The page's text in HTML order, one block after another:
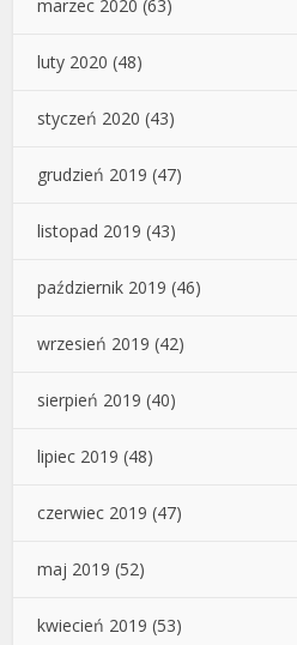
marzec 2020 (63)
luty 2020 (48)
styczeń 2020 (43)
grudzień 2019 (47)
listopad 2019 (43)
październik 2019 (46)
wrzesień 2019 (42)
sierpień 2019 (40)
lipiec 2019 (48)
czerwiec 2019 (47)
maj 2019 (52)
kwiecień 2019 (53)